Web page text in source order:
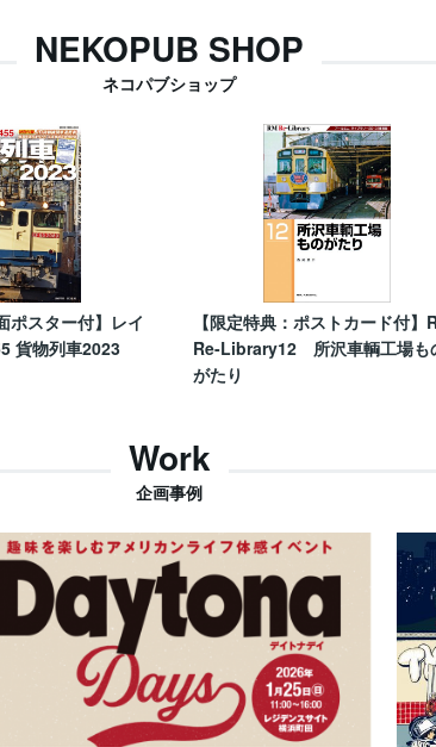
NEKOPUB SHOP
ネコパブショップ
ポスター付】レイ
貨物列車2023
【限定特典：ポストカード付】
Re-Library12 所沢車輌工場も
がたり
Work
企画事例